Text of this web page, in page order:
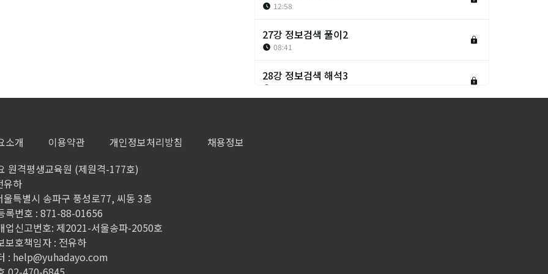
12:58
27강 정보검색 풀이2
08:41
28강 정보검색 해석3
소개 이용약관 개인정보처리방침
채용정보
원격평생교육원 (제원격-177호)
유하
울특별시 송파구 풍성로77, 씨동 3층
록번호 : 871-88-01656
업신고번호: 제2021-서울송파-2050호
보호책임자 : 전유하
: help@yuhadayo.com